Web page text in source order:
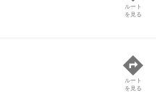
ルート
を見る
ルート
を見る